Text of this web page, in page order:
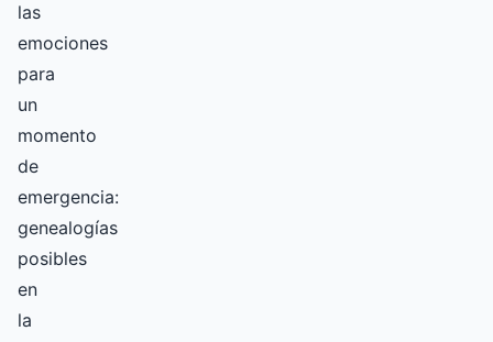
las
emociones
para
un
momento
de
emergencia:
genealogías
posibles
en
la